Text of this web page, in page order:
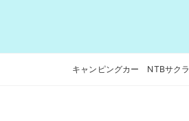
キャンピングカー NTBサクラ